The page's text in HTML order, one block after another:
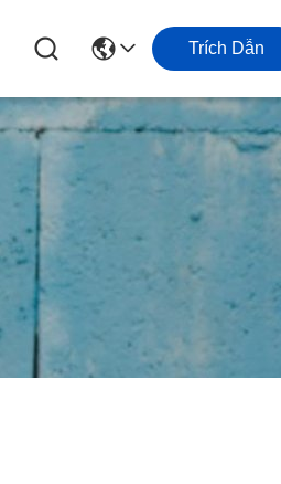
Trích Dẫn